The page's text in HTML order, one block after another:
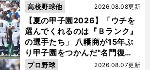
【夏の甲子園2026】「ウチを
選んでくれるのは『Ｂランク』
の選手たち」 八幡商が15年ぶ
り甲子園をつかんだ"名門復
活"の舞台裏
2026.08.08更新
高校野球他
2026.08.07更新
プロ野球